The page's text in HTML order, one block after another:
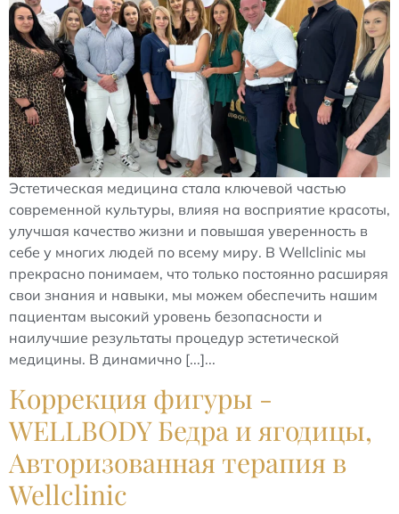
Эстетическая медицина стала ключевой частью
современной культуры, влияя на восприятие красоты,
улучшая качество жизни и повышая уверенность в
себе у многих людей по всему миру. В Wellclinic мы
прекрасно понимаем, что только постоянно расширяя
свои знания и навыки, мы можем обеспечить нашим
пациентам высокий уровень безопасности и
наилучшие результаты процедур эстетической
медицины. В динамично [...]...
Коррекция фигуры -
WELLBODY Бедра и ягодицы,
Авторизованная терапия в
Wellclinic